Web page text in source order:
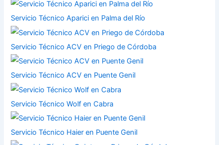
Servicio Técnico Aparici en Palma del Río
Servicio Técnico ACV en Priego de Córdoba
Servicio Técnico ACV en Puente Genil
Servicio Técnico Wolf en Cabra
Servicio Técnico Haier en Puente Genil